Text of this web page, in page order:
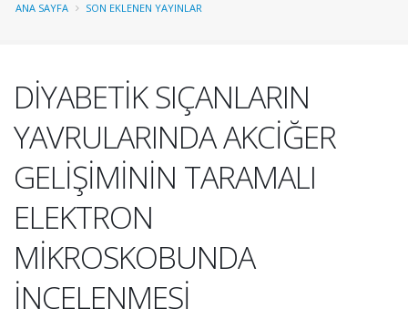
ANA SAYFA SON EKLENEN YAYINLAR
DİYABETİK SIÇANLARIN
YAVRULARINDA AKCİĞER
GELİŞİMİNİN TARAMALI
ELEKTRON
MİKROSKOBUNDA
İNCELENMESİ